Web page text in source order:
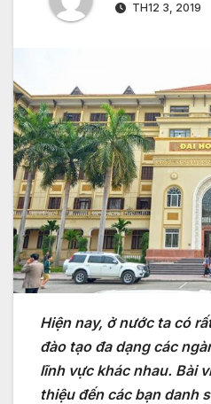
TH12 3, 2019
Hiện nay, ở nước ta có
đào tạo đa dạng các
lĩnh vực khác nhau. Bài
thiệu đến các bạn danh